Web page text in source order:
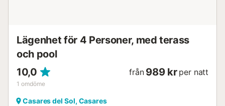
Lägenhet för 4 Personer, med terass
och pool
10,0
1 omdöme
från 989 kr per natt
Casares del Sol, Casares